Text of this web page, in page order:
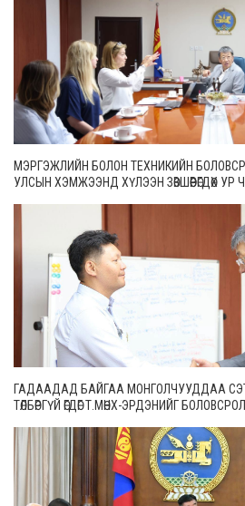
МЭРГЭЖЛИЙН БОЛОН ТЕХНИКИЙН
УЛСЫН ХЭМЖЭЭНД ХҮЛЭЭН ЗӨВШӨӨРӨГДӨХ
ГАДААДАД БАЙГАА МОНГОЛЧУУДДАА
ТӨЛБӨРГҮЙ ӨГДӨГ Т.МӨНХ-ЭРДЭНИЙГ